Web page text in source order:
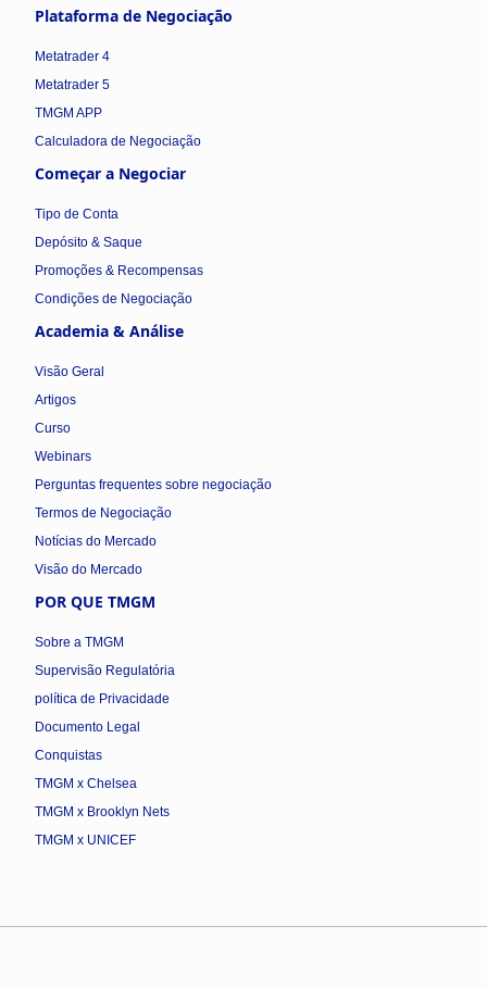
Plataforma de Negociação
Metatrader 4
Metatrader 5
TMGM APP
Calculadora de Negociação
Começar a Negociar
Tipo de Conta
Depósito & Saque
Promoções & Recompensas
Condições de Negociação
Academia & Análise
Visão Geral
Artigos
Curso
Webinars
Perguntas frequentes sobre negociação
Termos de Negociação
Notícias do Mercado
Visão do Mercado
POR QUE TMGM
Sobre a TMGM
Supervisão Regulatória
política de Privacidade
Documento Legal
Conquistas
TMGM x Chelsea
TMGM x Brooklyn Nets
TMGM x UNICEF